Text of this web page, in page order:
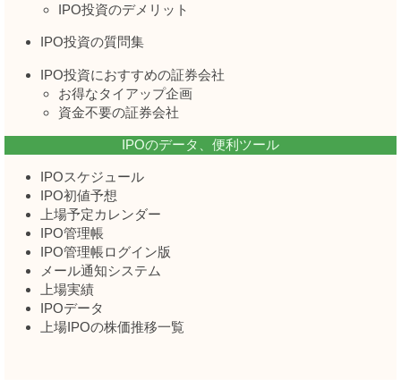
IPO投資のデメリット
IPO投資の質問集
IPO投資におすすめの証券会社
お得なタイアップ企画
資金不要の証券会社
IPOのデータ、便利ツール
IPOスケジュール
IPO初値予想
上場予定カレンダー
IPO管理帳
IPO管理帳ログイン版
メール通知システム
上場実績
IPOデータ
上場IPOの株価推移一覧